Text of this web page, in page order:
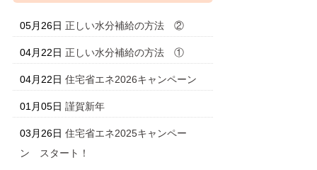
05月26日 正しい水分補給の方法 ②
04月22日 正しい水分補給の方法 ①
04月22日 住宅省エネ2026キャンペーン
01月05日 謹賀新年
03月26日 住宅省エネ2025キャンペー
ン スタート！